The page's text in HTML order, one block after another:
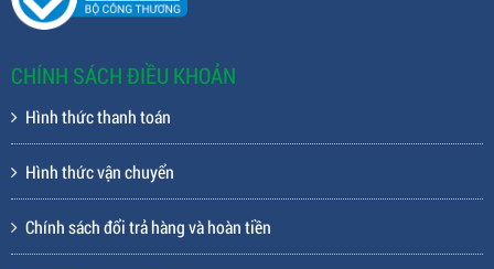
CHÍNH SÁCH ĐIỀU KHOẢN
Hình thức thanh toán
Hình thức vận chuyển
Chính sách đổi trả hàng và hoàn tiền